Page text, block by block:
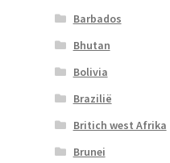
Barbados
Bhutan
Bolivia
Brazilië
Britich west Afrika
Brunei